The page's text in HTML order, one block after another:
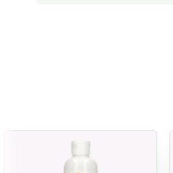
-
- Limpa